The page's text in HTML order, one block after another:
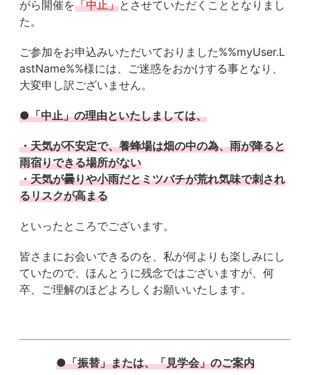
がら開催を「中止」とさせていただくこととなりまし
た。
ご参加をお申込みいただいておりました%%myUser.L
astName%%様には、ご迷惑をおかけする事となり、
大変申し訳ございません。
●「中止」の理由といたしましては、
・天気が不安定で、養蜂場は畑の中の為、雨が降ると
雨宿りできる場所がない
・天気が曇りや小雨だとミツバチが荒れ気味で刺され
るリスクが高まる
といったところでございます。
皆さまにお会いできるのを、私が何よりも楽しみにし
ていたので、ほんとうに残念ではございますが、何
卒、ご理解のほどよろしくお願いいたします。
●「振替」または、「見学会」のご案内